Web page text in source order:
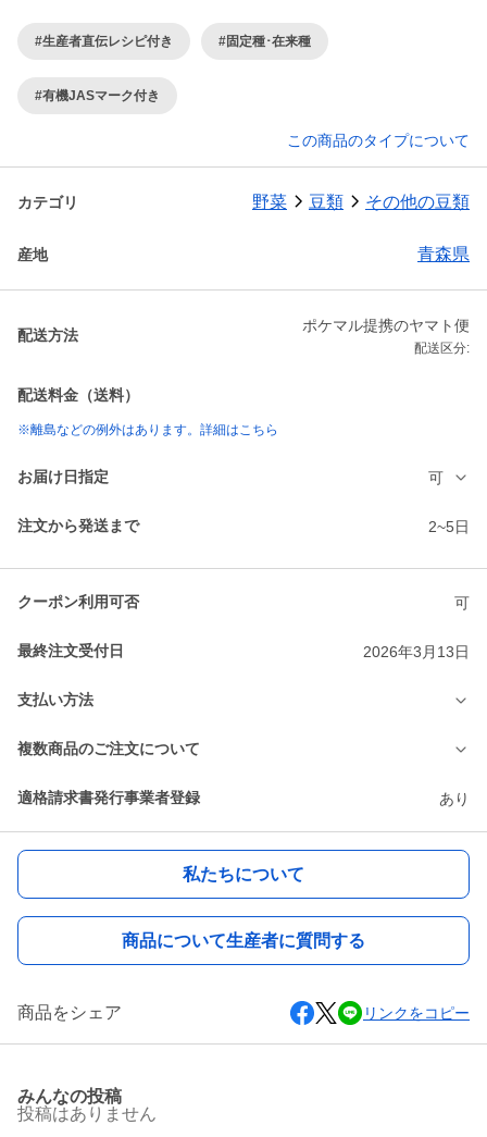
#生産者直伝レシピ付き #固定種･在来種
#有機JASマーク付き
この商品のタイプについて
カテゴリ 野菜 豆類 その他の豆類
産地 青森県
配送方法
ポケマル提携のヤマト便
配送区分:
配送料金（送料）
※離島などの例外はあります。詳細はこちら
お届け日指定 可
注文から発送まで 2~5日
クーポン利用可否 可
最終注文受付日 2026年3月13日
支払い方法
複数商品のご注文について
適格請求書発行事業者登録 あり
私たちについて
商品について生産者に質問する
商品をシェア リンクをコピー
みんなの投稿
投稿はありません